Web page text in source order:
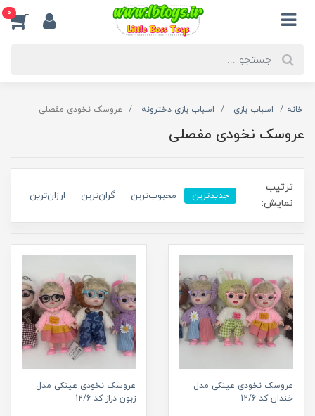
0
خانه اسباب بازی اسباب بازی دخترونه عروسک نخودی مفصلی
عروسک نخودی مفصلی
ترتیب
نمایش:
جدیدترین محبوب‌ترین گران‌ترین ارزان‌ترین
عروسک نخودی عینکی مدل
خندان کد 12/6
عروسک نخودی عینکی مدل
زبون دراز کد 12/6